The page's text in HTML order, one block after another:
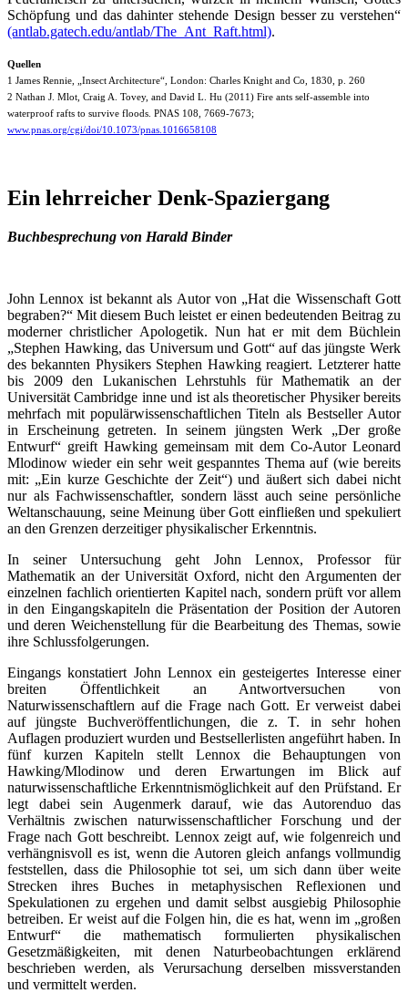
Schöpfung und das dahinter stehende Design besser zu verstehen“
(antlab.gatech.edu/antlab/The_Ant_Raft.html).
Quellen
1 James Rennie, „Insect Architecture“, London: Charles Knight and Co, 1830, p. 260
2 Nathan J. Mlot, Craig A. Tovey, and David L. Hu (2011) Fire ants self-assemble into
waterproof rafts to survive floods. PNAS 108, 7669-7673;
www.pnas.org/cgi/doi/10.1073/pnas.1016658108
Ein lehrreicher Denk-Spaziergang
Buchbesprechung von Harald Binder
John Lennox ist bekannt als Autor von „Hat die Wissenschaft Gott
begraben?“ Mit diesem Buch leistet er einen bedeutenden Beitrag zu
moderner christlicher Apologetik. Nun hat er mit dem Büchlein
„Stephen Hawking, das Universum und Gott“ auf das jüngste Werk
des bekannten Physikers Stephen Hawking reagiert. Letzterer hatte
bis 2009 den Lukanischen Lehrstuhls für Mathematik an der
Universität Cambridge inne und ist als theoretischer Physiker bereits
mehrfach mit populärwissenschaftlichen Titeln als Bestseller Autor
in Erscheinung getreten. In seinem jüngsten Werk „Der große
Entwurf“ greift Hawking gemeinsam mit dem Co-Autor Leonard
Mlodinow wieder ein sehr weit gespanntes Thema auf (wie bereits
mit: „Ein kurze Geschichte der Zeit“) und äußert sich dabei nicht
nur als Fachwissenschaftler, sondern lässt auch seine persönliche
Weltanschauung, seine Meinung über Gott einfließen und spekuliert
an den Grenzen derzeitiger physikalischer Erkenntnis.
In seiner Untersuchung geht John Lennox, Professor für
Mathematik an der Universität Oxford, nicht den Argumenten der
einzelnen fachlich orientierten Kapitel nach, sondern prüft vor allem
in den Eingangskapiteln die Präsentation der Position der Autoren
und deren Weichenstellung für die Bearbeitung des Themas, sowie
ihre Schlussfolgerungen.
Eingangs konstatiert John Lennox ein gesteigertes Interesse einer
breiten Öffentlichkeit an Antwortversuchen von
Naturwissenschaftlern auf die Frage nach Gott. Er verweist dabei
auf jüngste Buchveröffentlichungen, die z. T. in sehr hohen
Auflagen produziert wurden und Bestsellerlisten angeführt haben. In
fünf kurzen Kapiteln stellt Lennox die Behauptungen von
Hawking/Mlodinow und deren Erwartungen im Blick auf
naturwissenschaftliche Erkenntnismöglichkeit auf den Prüfstand. Er
legt dabei sein Augenmerk darauf, wie das Autorenduo das
Verhältnis zwischen naturwissenschaftlicher Forschung und der
Frage nach Gott beschreibt. Lennox zeigt auf, wie folgenreich und
verhängnisvoll es ist, wenn die Autoren gleich anfangs vollmundig
feststellen, dass die Philosophie tot sei, um sich dann über weite
Strecken ihres Buches in metaphysischen Reflexionen und
Spekulationen zu ergehen und damit selbst ausgiebig Philosophie
betreiben. Er weist auf die Folgen hin, die es hat, wenn im „großen
Entwurf“ die mathematisch formulierten physikalischen
Gesetzmäßigkeiten, mit denen Naturbeobachtungen erklärend
beschrieben werden, als Verursachung derselben missverstanden
und vermittelt werden.